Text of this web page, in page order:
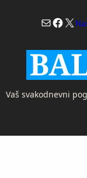
MailX
Vaš svakodnevni